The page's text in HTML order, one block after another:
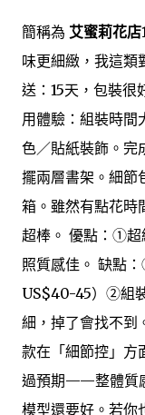
簡稱為 艾蜜莉花
味更細緻，我這類
送：15天，包裝很
用體驗：組裝時間
色／貼紙裝飾。完
擺兩層書架。細節
箱。雖然有點花時
超棒。 優點：①
照質感佳。 缺點
US$40-45）②組
細，掉了會找不到
款在「細節控」方
過預期——整體質
模型還要好。若你